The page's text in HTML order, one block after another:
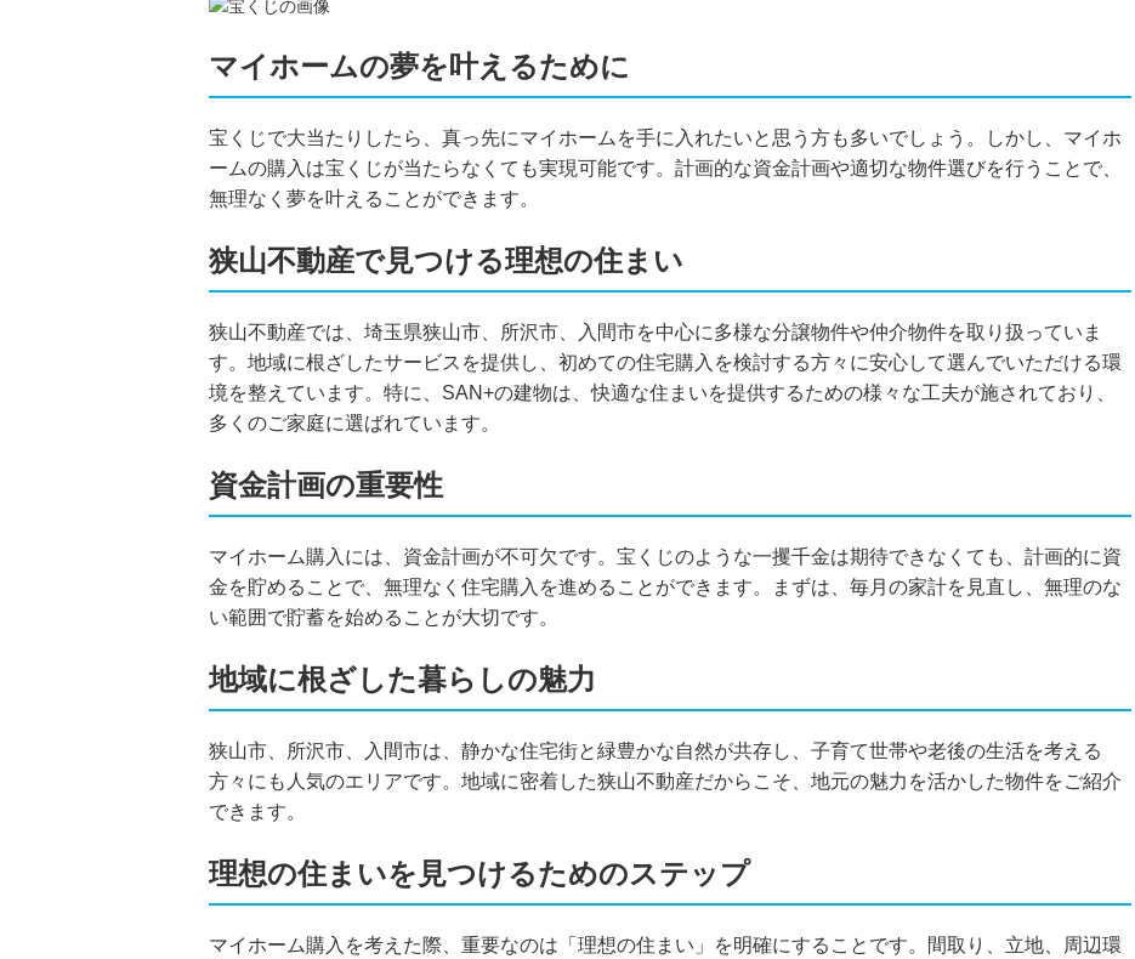
マイホームの夢を叶えるために
宝くじで大当たりしたら、真っ先にマイホームを手に入れたいと思う方も多いでしょう。しかし、マイホ
ームの購入は宝くじが当たらなくても実現可能です。計画的な資金計画や適切な物件選びを行うことで、
無理なく夢を叶えることができます。
狭山不動産で見つける理想の住まい
狭山不動産では、埼玉県狭山市、所沢市、入間市を中心に多様な分譲物件や仲介物件を取り扱っていま
す。地域に根ざしたサービスを提供し、初めての住宅購入を検討する方々に安心して選んでいただける環
境を整えています。特に、SAN+の建物は、快適な住まいを提供するための様々な工夫が施されており、
多くのご家庭に選ばれています。
資金計画の重要性
マイホーム購入には、資金計画が不可欠です。宝くじのような一攫千金は期待できなくても、計画的に資
金を貯めることで、無理なく住宅購入を進めることができます。まずは、毎月の家計を見直し、無理のな
い範囲で貯蓄を始めることが大切です。
地域に根ざした暮らしの魅力
狭山市、所沢市、入間市は、静かな住宅街と緑豊かな自然が共存し、子育て世帯や老後の生活を考える
方々にも人気のエリアです。地域に密着した狭山不動産だからこそ、地元の魅力を活かした物件をご紹介
できます。
理想の住まいを見つけるためのステップ
マイホーム購入を考えた際、重要なのは「理想の住まい」を明確にすることです。間取り、立地、周辺環